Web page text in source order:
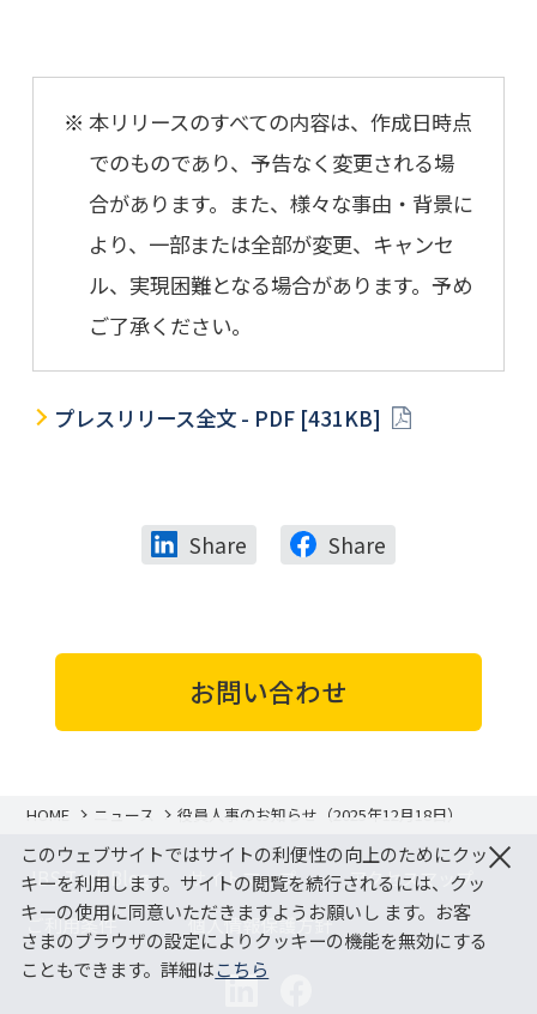
本リリースのすべての内容は、作成日時点
でのものであり、予告なく変更される場
合があります。また、様々な事由・背景に
より、一部または全部が変更、キャンセ
ル、実現困難となる場合があります。予め
ご了承ください。
プレスリリース全文 - PDF [431KB]
Share Share
お問い合わせ
HOME ニュース 役員人事のお知らせ（2025年12月18日）
JBS Tech Blog サイトマップ
アクセスマップ
ご利用条件
個人情報保護方針
このウェブサイトではサイトの利便性の向上のためにクッ
キーを利用します。サイトの閲覧を続行されるには、クッ
キーの使用に同意いただきますようお願いし ます。お客
さまのブラウザの設定によりクッキーの機能を無効にする
こともできます。詳細はこちら
×